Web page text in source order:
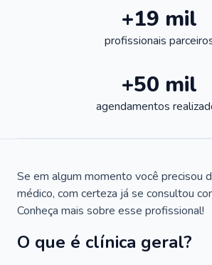
+19 mil
profissionais
+50 mil
agendamentos
Se em algum momento você precisou
médico, com certeza já se consultou
Conheça mais sobre esse profissional!
O que é clínica geral?